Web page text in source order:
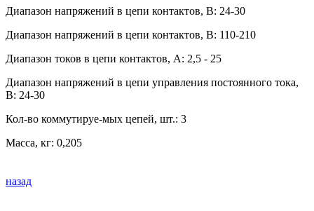
Диапазон напряжений в цепи контактов, В: 24-30
Диапазон напряжений в цепи контактов, В: 110-210
Диапазон токов в цепи контактов, А: 2,5 - 25
Диапазон напряжений в цепи управления постоянного тока,
В: 24-30
Кол-во коммутируе-мых цепей, шт.: 3
Масса, кг: 0,205
назад